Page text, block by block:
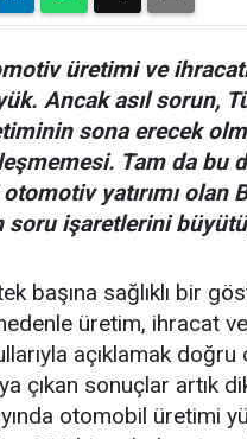
üretimi ve
Ancak asıl
sona erecek
Tam da bu
yatırımı olan
soru işaretlerini
başına sağlıklı bir
üretim, ihracat
açıklamak
çıkan sonuçlar
otomobil üretimi